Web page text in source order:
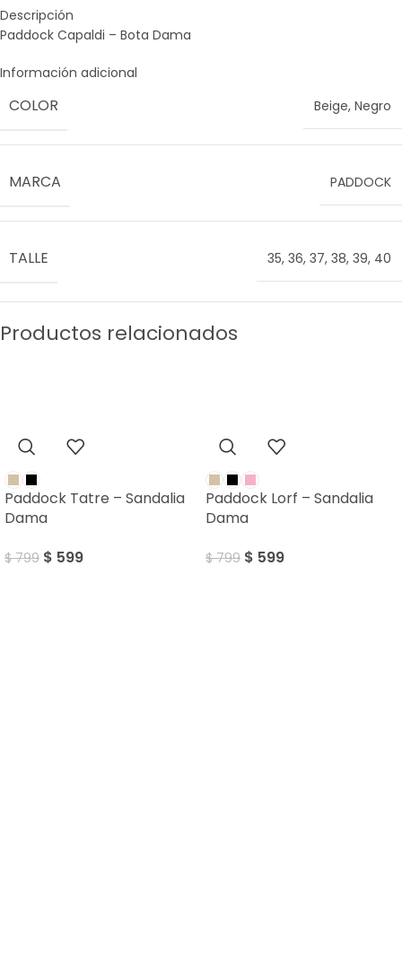
Descripción
Paddock Capaldi – Bota Dama
Información adicional
COLOR Beige, Negro
MARCA PADDOCK
TALLE 35, 36, 37, 38, 39, 40
Productos relacionados
Paddock Tatre – Sandalia
Dama
$799 $ 599
Paddock Lorf – Sandalia
Dama
$799 $ 599